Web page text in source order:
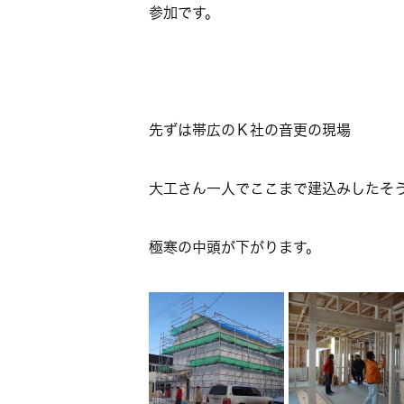
参加です。
先ずは帯広のＫ社の音更の現場
大工さん一人でここまで建込みしたそ
極寒の中頭が下がります。